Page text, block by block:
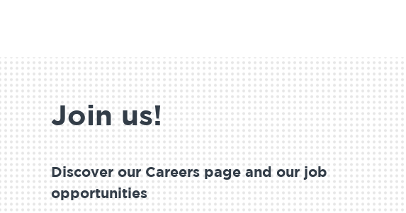
Join us!
Discover our Careers page and our job
opportunities